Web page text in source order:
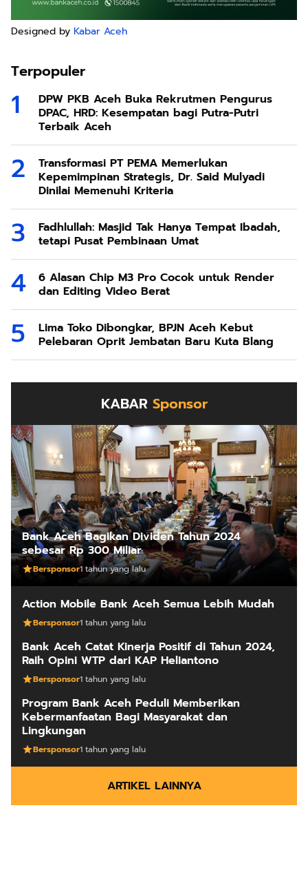
Designed by Kabar Aceh
Terpopuler
DPW PKB Aceh Buka Rekrutmen Pengurus
DPAC, HRD: Kesempatan bagi Putra-Putri
Terbaik Aceh
Transformasi PT PEMA Memerlukan
Kepemimpinan Strategis, Dr. Said Mulyadi
Dinilai Memenuhi Kriteria
Fadhlullah: Masjid Tak Hanya Tempat Ibadah,
tetapi Pusat Pembinaan Umat
6 Alasan Chip M3 Pro Cocok untuk Render
dan Editing Video Berat
Lima Toko Dibongkar, BPJN Aceh Kebut
Pelebaran Oprit Jembatan Baru Kuta Blang
KABAR Sponsor
Bank Aceh Bagikan Dividen Tahun 2024
sebesar Rp 300 Miliar
Bersponsor1 tahun yang lalu
Action Mobile Bank Aceh Semua Lebih Mudah
Bersponsor1 tahun yang lalu
Bank Aceh Catat Kinerja Positif di Tahun 2024,
Raih Opini WTP dari KAP Heliantono
Bersponsor1 tahun yang lalu
Program Bank Aceh Peduli Memberikan
Kebermanfaatan Bagi Masyarakat dan
Lingkungan
Bersponsor1 tahun yang lalu
ARTIKEL LAINNYA